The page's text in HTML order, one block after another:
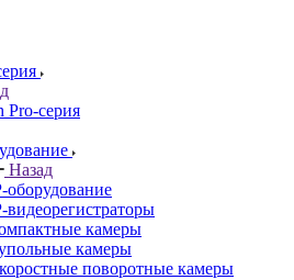
Pro-серия
Назад
оборудование
видеорегистраторы
камеры
камеры
поворотные камеры